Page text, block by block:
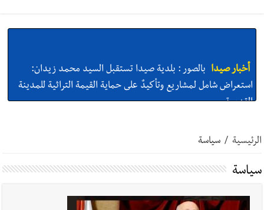
القديمة
الطاولة بإحرازه لقباً ثانٍياً للسيدات بعد رابعٍ للرجال
الرئيسية / سياسة
سياسة